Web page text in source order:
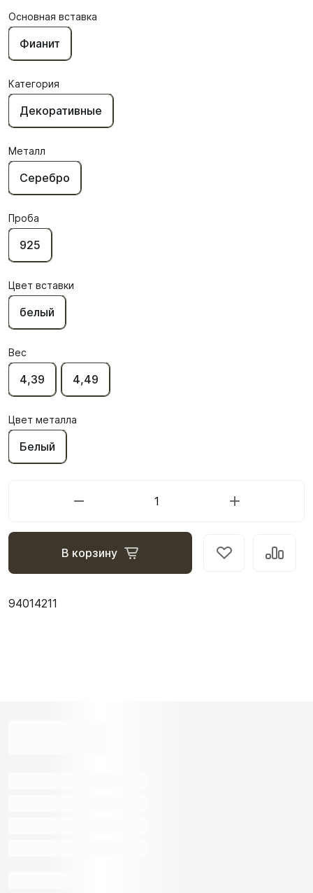
Основная вставка
Фианит
Категория
Декоративные
Металл
Серебро
Проба
925
Цвет вставки
белый
Вес
4,39 4,49
Цвет металла
Белый
В корзину
94014211